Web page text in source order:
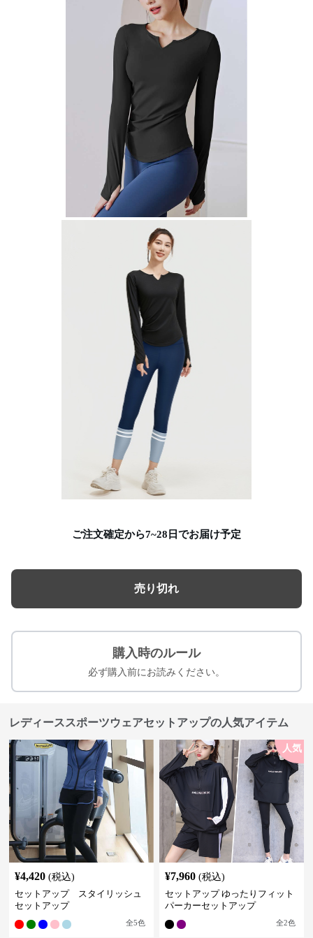
ご注文確定から7~28日でお届け予定
売り切れ
購入時のルール
必ず購入前にお読みください。
レディーススポーツウェアセットアップの人気アイテム
¥4,420 (税込)
セットアップ スタイリッシュ
セットアップ
全5色
人気
¥7,960 (税込)
セットアップ ゆったりフィット
パーカーセットアップ
全2色